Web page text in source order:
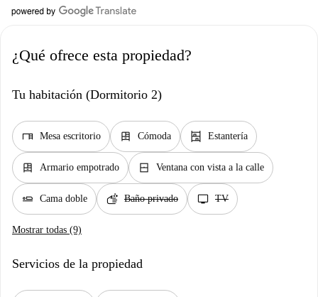
¿Qué ofrece esta propiedad?
Tu habitación (Dormitorio 2)
desk Mesa escritorio dresser Cómoda shelves Estantería
dresser Armario empotrado window_closed Ventana con vista a la calle
airline_seat_flat Cama doble soap Baño privado tv TV
Mostrar todas (9)
Servicios de la propiedad